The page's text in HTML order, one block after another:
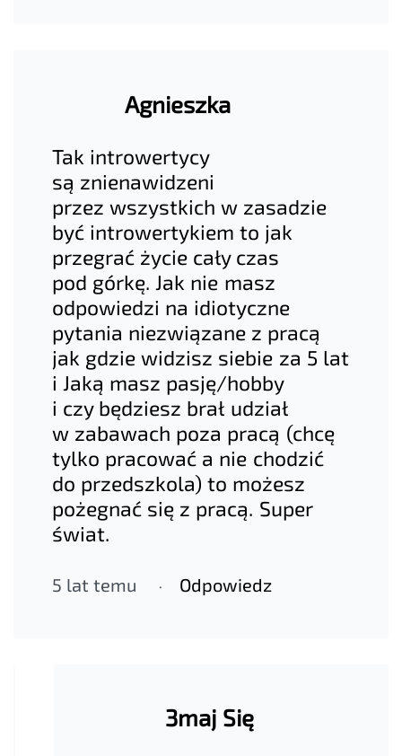
Agnieszka
Tak introwertycy
są znienawidzeni
przez wszystkich w zasadzie
być introwertykiem to jak
przegrać życie cały czas
pod górkę. Jak nie masz
odpowiedzi na idiotyczne
pytania niezwiązane z pracą
jak gdzie widzisz siebie za 5 lat
i Jaką masz pasję/hobby
i czy będziesz brał udział
w zabawach poza pracą (chcę
tylko pracować a nie chodzić
do przedszkola) to możesz
pożegnać się z pracą. Super
świat.
5 lat temu Odpowiedz
3maj Się